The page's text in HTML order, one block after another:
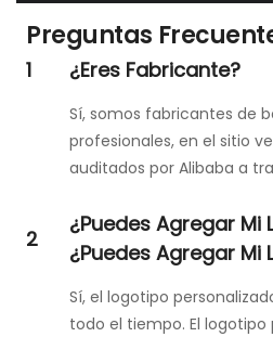
Preguntas
1 ¿Eres Fabricante?
Sí, somos fabricantes de
profesionales, en el sitio
auditados por Alibaba a
2
¿Puedes Agregar Mi
¿Puedes Agregar Mi
Sí, el logotipo
todo el tiempo. El